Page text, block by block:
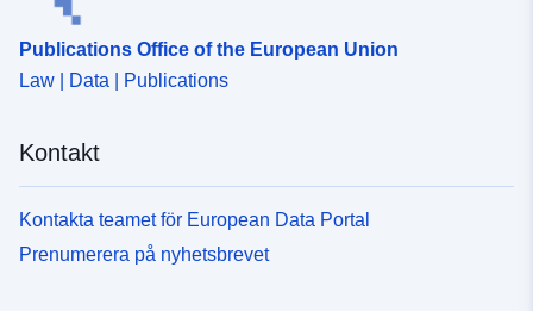
Publications Office of the European Union
Law | Data | Publications
Kontakt
Kontakta teamet för European Data Portal
Prenumerera på nyhetsbrevet